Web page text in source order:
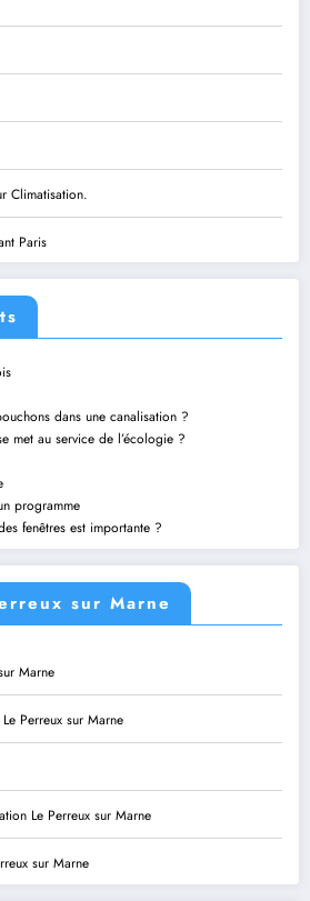
Climatisation.
Paris
dans une canalisation ?
met au service de l’écologie ?
programme
fenêtres est importante ?
sur Marne
Marne
Perreux sur Marne
Le Perreux sur Marne
sur Marne